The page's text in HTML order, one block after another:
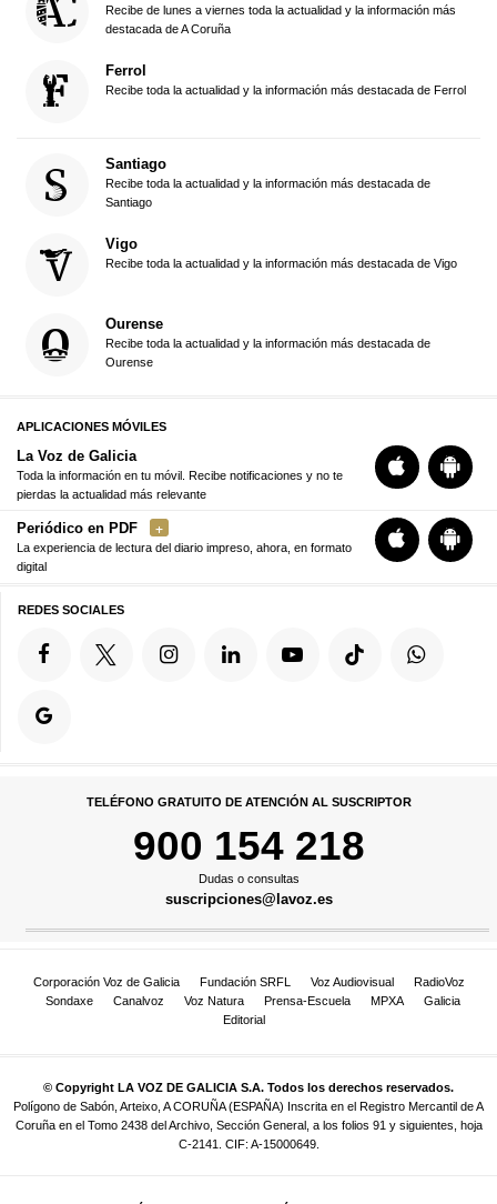
Recibe de lunes a viernes toda la actualidad y la información más
destacada de A Coruña
Ferrol
Recibe toda la actualidad y la información más destacada de Ferrol
Santiago
Recibe toda la actualidad y la información más destacada de
Santiago
Vigo
Recibe toda la actualidad y la información más destacada de Vigo
Ourense
Recibe toda la actualidad y la información más destacada de
Ourense
APLICACIONES MÓVILES
La Voz de Galicia
Toda la información en tu móvil. Recibe notificaciones y no te
pierdas la actualidad más relevante
Periódico en PDF
La experiencia de lectura del diario impreso, ahora, en formato
digital
REDES SOCIALES
TELÉFONO GRATUITO DE ATENCIÓN AL SUSCRIPTOR
900 154 218
Dudas o consultas
suscripciones@lavoz.es
Corporación Voz de Galicia Fundación SRFL Voz Audiovisual
RadioVoz
Sondaxe
Canalvoz Voz Natura Prensa-Escuela MPXA
Galicia
Editorial
© Copyright LA VOZ DE GALICIA S.A. Todos los derechos reservados.
Polígono de Sabón, Arteixo, A CORUÑA (ESPAÑA) Inscrita en el Registro Mercantil de A
Coruña en el Tomo 2438 del Archivo, Sección General, a los folios 91 y siguientes, hoja
C-2141. CIF: A-15000649.